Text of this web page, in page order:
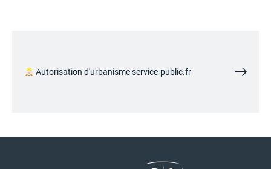
Autorisation d'urbanisme service-public.fr